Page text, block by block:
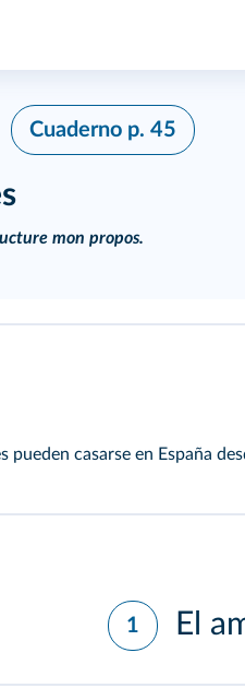
Cuaderno p. 45
mon propos.
pueden casarse en España
1 El